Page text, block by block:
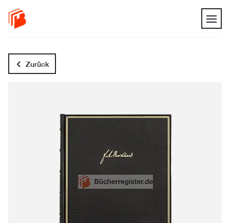
Zurück